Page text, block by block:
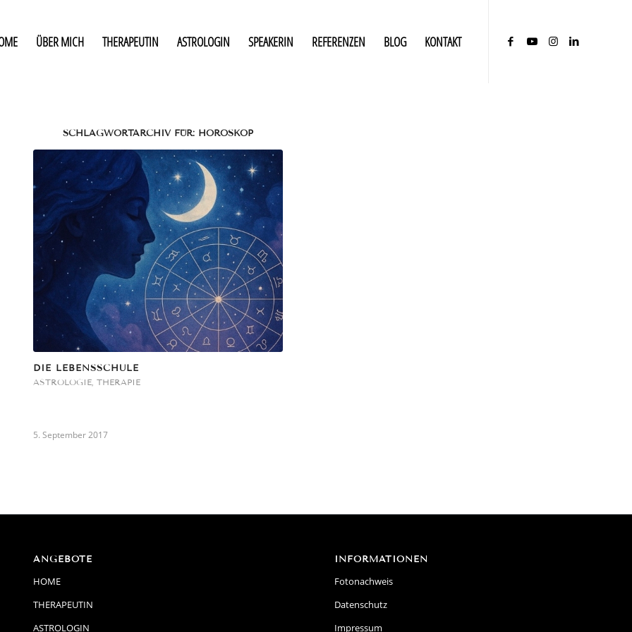
ÜBER MICH THERAPEUTIN ASTROLOGIN SPEAKERIN REFERENZEN BLOG KONTAKT
SCHLAGWORTARCHIV FÜR: HOROSKOP
DIE LEBENSSCHULE
ASTROLOGIE, THERAPIE
5. September 2017
ANGEBOTE
HOME
THERAPEUTIN
ASTROLOGIN
INFORMATIONEN
Fotonachweis
Datenschutz
Impressum